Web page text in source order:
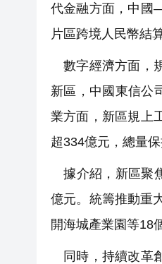
代金融方面，中國
片區跨境人民幣結
數字經濟方面，
新區，中國東信公
業方面，新區規上
超334億元，總量保
據介紹，新區聚
億元。統籌推動重
開海城產業園等18
同時，持續改革